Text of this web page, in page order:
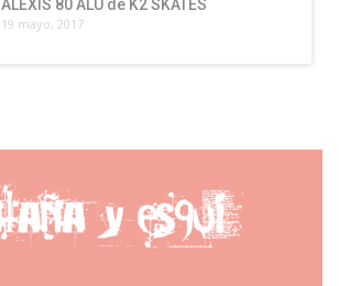
ALEXIS 80 ALU de K2 SKATES
19 mayo, 2017